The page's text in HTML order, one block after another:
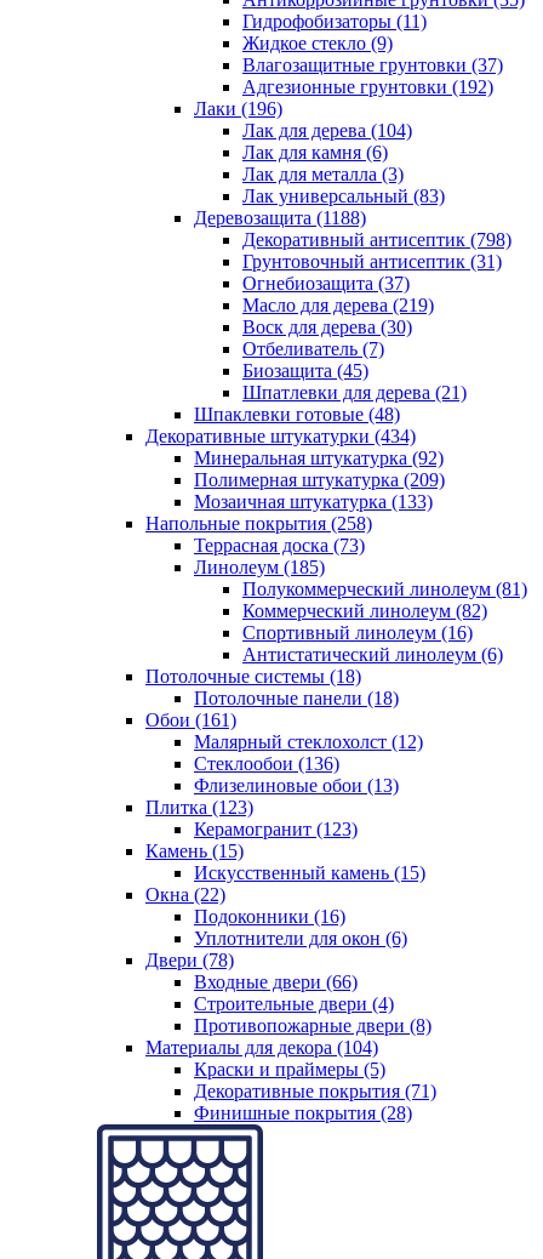
Гидрофобизаторы (11)
Жидкое стекло (9)
Влагозащитные грунтовки (37)
Адгезионные грунтовки (192)
Лаки (196)
Лак для дерева (104)
Лак для камня (6)
Лак для металла (3)
Лак универсальный (83)
Деревозащита (1188)
Декоративный антисептик (798)
Грунтовочный антисептик (31)
Огнебиозащита (37)
Масло для дерева (219)
Воск для дерева (30)
Отбеливатель (7)
Биозащита (45)
Шпатлевки для дерева (21)
Шпаклевки готовые (48)
Декоративные штукатурки (434)
Минеральная штукатурка (92)
Полимерная штукатурка (209)
Мозаичная штукатурка (133)
Напольные покрытия (258)
Террасная доска (73)
Линолеум (185)
Полукоммерческий линолеум (81)
Коммерческий линолеум (82)
Спортивный линолеум (16)
Антистатический линолеум (6)
Потолочные системы (18)
Потолочные панели (18)
Обои (161)
Малярный стеклохолст (12)
Стеклообои (136)
Флизелиновые обои (13)
Плитка (123)
Керамогранит (123)
Камень (15)
Искусственный камень (15)
Окна (22)
Подоконники (16)
Уплотнители для окон (6)
Двери (78)
Входные двери (66)
Строительные двери (4)
Противопожарные двери (8)
Материалы для декора (104)
Краски и праймеры (5)
Декоративные покрытия (71)
Финишные покрытия (28)